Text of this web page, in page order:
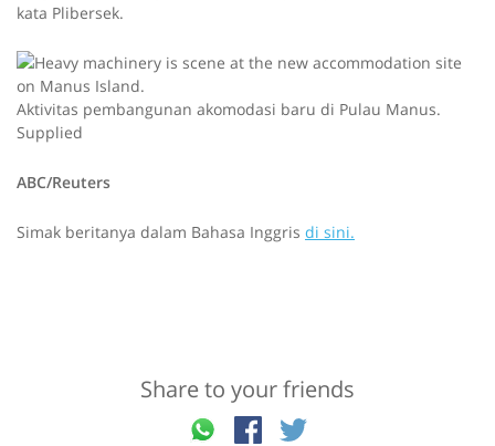
kata Plibersek.
Aktivitas pembangunan akomodasi baru di Pulau Manus.
Supplied
ABC/Reuters
Simak beritanya dalam Bahasa Inggris di sini.
Share to your friends